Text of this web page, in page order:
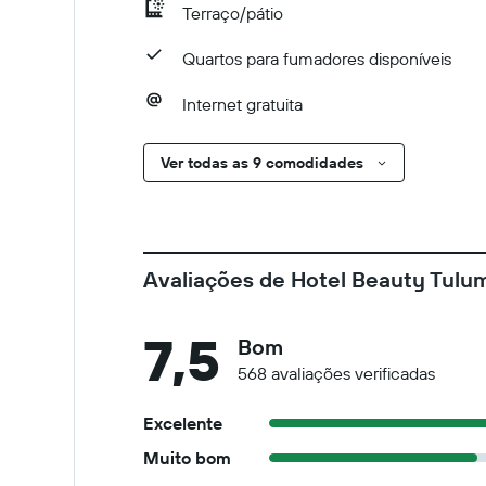
Terraço/pátio
Quartos para fumadores disponíveis
Internet gratuita
Ver todas as 9 comodidades
Avaliações de Hotel Beauty
7,5 Bom
568 avaliações verificadas
Excelente
Muito bom